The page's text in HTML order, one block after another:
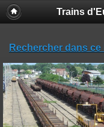
Trains
Rechercher dans ce